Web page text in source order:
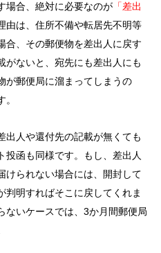
場合、絶対に必要なのが 「差出
由は、住所不備や転居先不明等
合、その郵便物を差出人に戻す
がないと、宛先にも差出人にも
が郵便局に溜まってしまうの
出人や還付先の記載が無くても
投函も同様です。もし、差出人
けられない場合には、開封して
判明すればそこに戻してくれま
ないケースでは、3か月間郵便局